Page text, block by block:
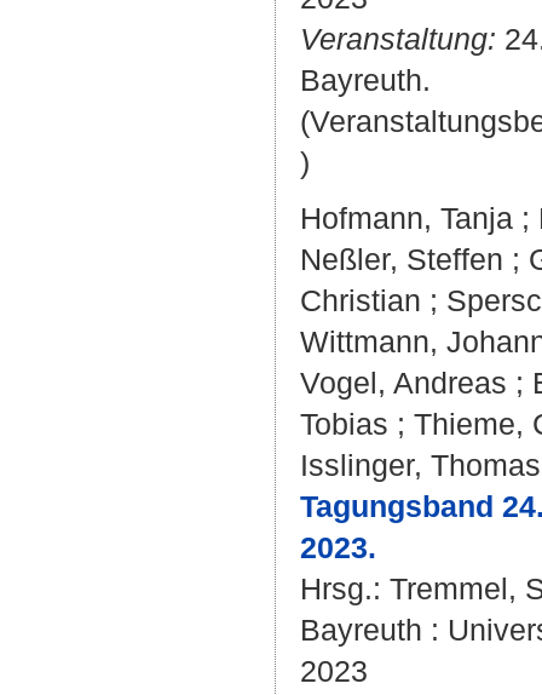
Veranstaltung:
Bayreuth.
)
Hofmann, Tanja ;
Neßler, Steffen ;
Christian ;
Wittmann,
Vogel, Andreas ;
Tobias ; Thieme,
Isslinger, Thomas
Tagungsband
2023.
Hrsg.: Tremmel,
Bayreuth :
2023